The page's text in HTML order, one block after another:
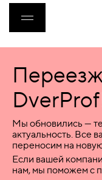
ДВЕРИ
ФУРНИТУРА
ВОРОТА
Мы обновились —
актуальность. Все
переносим на
Если вашей
нам, мы поможем с